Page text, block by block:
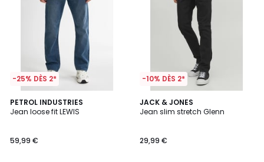
-25% DÈS 2*
PETROL INDUSTRIES
Jean loose fit LEWIS
59,99 €
2
Couleurs
-10% DÈS 2*
JACK & JONES
Jean slim stretch Glenn
29,99 €
5
/